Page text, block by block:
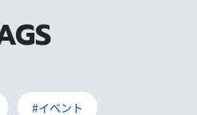
#イベント